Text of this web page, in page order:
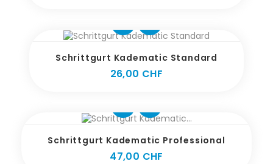
Schrittgurt Kadematic Standard
26,00 CHF
Schrittgurt Kadematic Professional
47,00 CHF